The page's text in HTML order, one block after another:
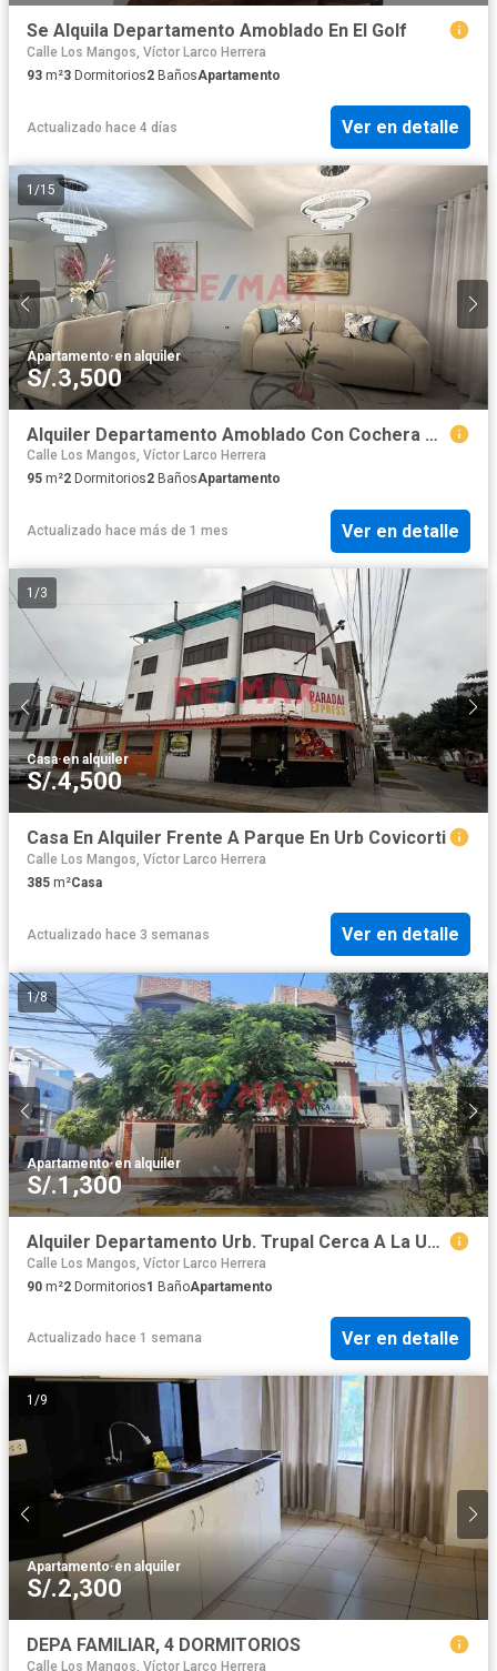
Se Alquila Departamento Amoblado En El Golf
Calle Los Mangos, Víctor Larco Herrera
93 m²3 Dormitorios2 BañosApartamento
Actualizado hace 4 días Ver en detalle
1 /15
Apartamento·en alquiler
S/.3,500
Alquiler Departamento Amoblado Con Cochera Cerca A Real Plaza – Upao 2 (1Er Piso)
Calle Los Mangos, Víctor Larco Herrera
95 m²2 Dormitorios2 BañosApartamento
Actualizado hace más de 1 mes Ver en detalle
1 /3
Casa·en alquiler
S/.4,500
Casa En Alquiler Frente A Parque En Urb Covicorti
Calle Los Mangos, Víctor Larco Herrera
385 m²Casa
Actualizado hace 3 semanas Ver en detalle
1/8
Apartamento·en alquiler
S/.1,300
Alquiler Departamento Urb. Trupal Cerca A La Unt (2Do Piso)
Calle Los Mangos, Víctor Larco Herrera
90 m²2 Dormitorios1 BañoApartamento
Actualizado hace 1 semana Ver en detalle
1 /9
Apartamento·en alquiler
S/.2,300
DEPA FAMILIAR, 4 DORMITORIOS
Calle Los Mangos, Víctor Larco Herrera